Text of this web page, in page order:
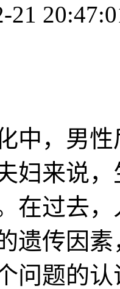
21
，男性
妇来说
在过去
遗传因
问题的